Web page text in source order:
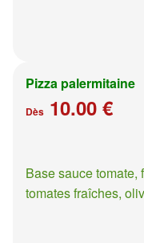
Pizza palermitaine
Dès 10.00 €
Base sauce tomate,
tomates fraîches,